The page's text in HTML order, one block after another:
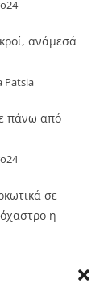
ανάμεσά
Patsia
πάνω από
σε
η